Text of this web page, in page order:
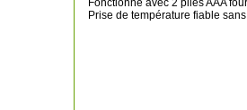
Prise de température fiable